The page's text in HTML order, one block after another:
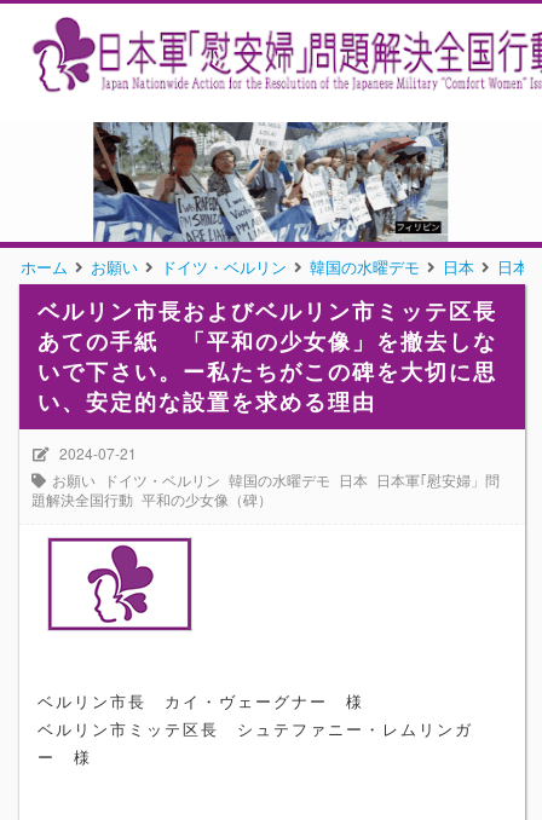
ホーム お願い ドイツ・ベルリン 韓国の水曜デモ 日本 日本
ベルリン市長およびベルリン市ミッテ区長
あての手紙 「平和の少女像」を撤去しな
いで下さい。ー私たちがこの碑を大切に思
い、安定的な設置を求める理由
2024-07-21
お願い
ドイツ・ベルリン 韓国の水曜デモ 日本 日本軍｢慰安婦」問
題解決全国行動 平和の少女像（碑）
ベルリン市長 カイ・ヴェーグナー 様
ベルリン市ミッテ区長 シュテファニー・レムリンガ
ー 様